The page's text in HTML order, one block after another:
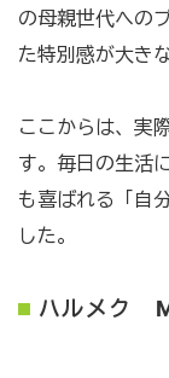
の母親世代への
た特別感が大き
ここからは、実
す。毎日の生活
も喜ばれる「自
した。
ハルメク